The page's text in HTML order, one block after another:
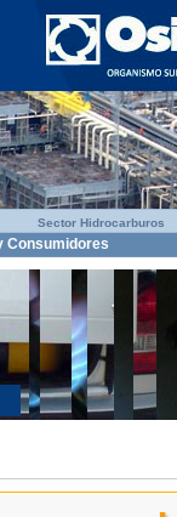
Sector Hidrocarburos
Consumidores